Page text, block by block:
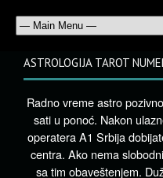
ASTROLOGIJA TAROT
Radno vreme astro
sati u ponoć. Nakon
operatera A1 Srbija
centra. Ako nema
sa tim obaveštenjem.